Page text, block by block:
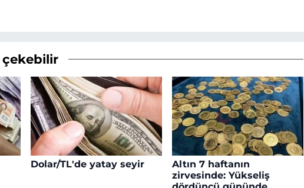
Dolar/TL'de yatay seyir
Altın 7 haftanın
zirvesinde: Yükseliş